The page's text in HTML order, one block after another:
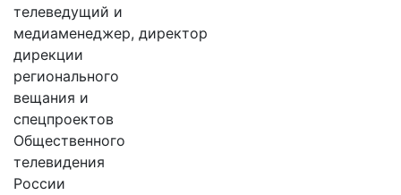
телеведущий и
медиаменеджер, директор
дирекции
регионального
вещания и
спецпроектов
Общественного
телевидения
России